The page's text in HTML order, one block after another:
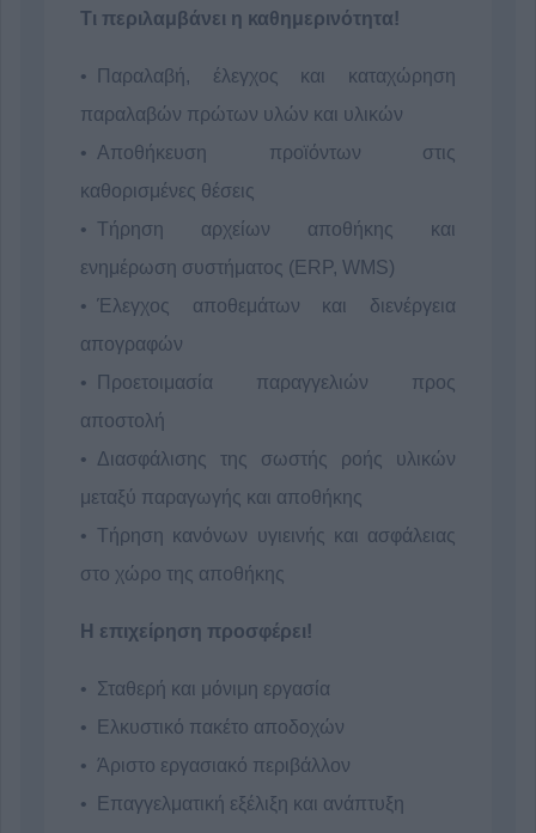
Τι περιλαμβάνει η καθημερινότητα!
Παραλαβή, έλεγχος και καταχώρηση
παραλαβών πρώτων υλών και υλικών
Αποθήκευση προϊόντων στις
καθορισμένες θέσεις
Τήρηση αρχείων αποθήκης και
ενημέρωση συστήματος (ERP, WMS)
Έλεγχος αποθεμάτων και διενέργεια
απογραφών
Προετοιμασία παραγγελιών προς
αποστολή
Διασφάλισης της σωστής ροής υλικών
μεταξύ παραγωγής και αποθήκης
Τήρηση κανόνων υγιεινής και ασφάλειας
στο χώρο της αποθήκης
Η επιχείρηση προσφέρει!
Σταθερή και μόνιμη εργασία
Ελκυστικό πακέτο αποδοχών
Άριστο εργασιακό περιβάλλον
Επαγγελματική εξέλιξη και ανάπτυξη